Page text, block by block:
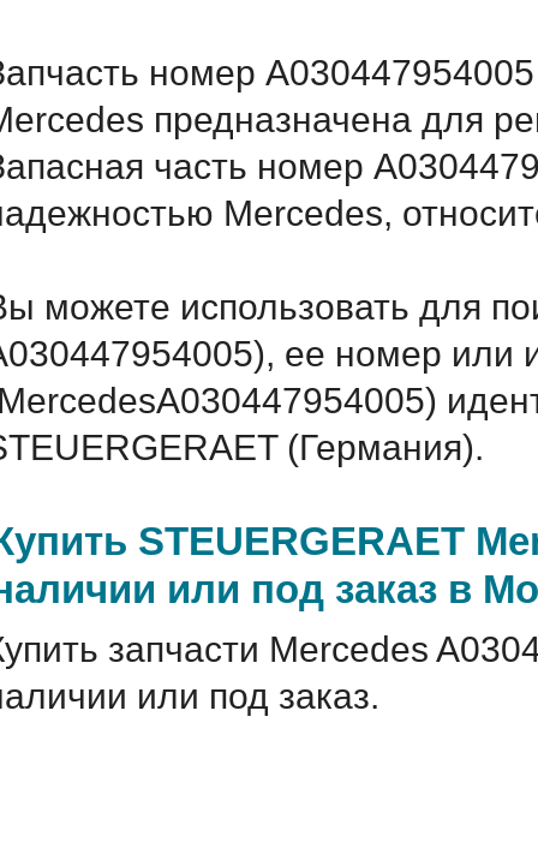
номер
предназначена для
часть номер
Mercedes,
можете использовать для
ее номер или
(Германия).
STEUERGERAET
или под заказ в
запчасти Mercedes
или под заказ.